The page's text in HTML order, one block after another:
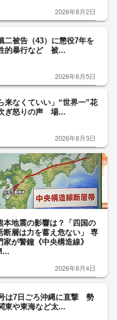
2026年8月2日
二被告（43）に懲役7年を
的暴行など 被...
2026年8月5日
来なくていい」“世界一”花
ぎ怒りの声 場...
2026年8月3日
本地震の影響は？「四国の
断層は力を蓄え危ない」 専
家が警鐘《中央構造線》
2026年8月4日
は7日ごろ沖縄に直撃 勢
や東海など太...